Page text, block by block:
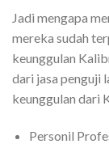
Jadi mengapa
mereka sudah
keunggulan
dari jasa penguji
keunggulan dari
Personil